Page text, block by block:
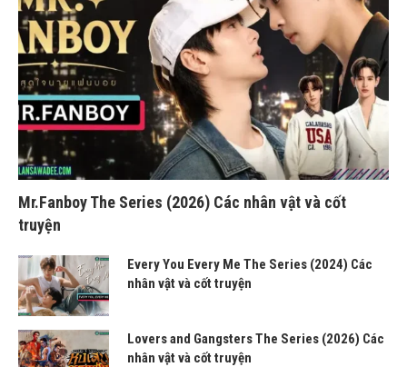
Mr.Fanboy The Series (2026) Các nhân vật và cốt
truyện
Every You Every Me The Series (2024) Các
nhân vật và cốt truyện
Lovers and Gangsters The Series (2026) Các
nhân vật và cốt truyện